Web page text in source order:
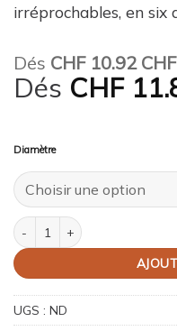
irréprochables, en six
Dés CHF10.92 CHF
Dés CHF
Diamètre
quantité de Moules silicone
UGS : ND